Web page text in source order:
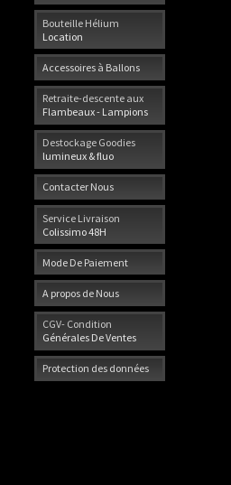
Bouteille Hélium
Location
Accessoires à Ballons
Retraite-descente aux
Flambeaux - Lampions
Destockage Goodies
lumineux & fluo
Contacter Nous
Service Livraison
Colissimo 48H
Mode De Paiement
A propos de Nous
CGV- Condition
Générales De Ventes
Protection des données